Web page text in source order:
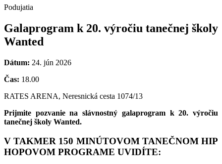
Podujatia
Galaprogram k 20. výročiu tanečnej školy
Wanted
Dátum: 24. jún 2026
Čas: 18.00
RATES ARENA, Neresnická cesta 1074/13
Prijmite pozvanie na slávnostný galaprogram k 20. výročiu
tanečnej školy Wanted.
V TAKMER 150 MINÚTOVOM TANEČNOM HIP
HOPOVOM PROGRAME UVIDÍTE: